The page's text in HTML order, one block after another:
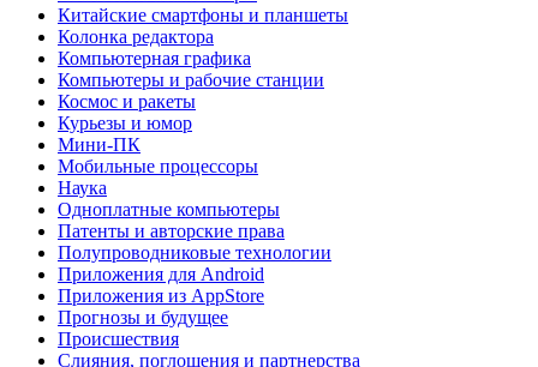
Китайские смартфоны и планшеты
Колонка редактора
Компьютерная графика
Компьютеры и рабочие станции
Космос и ракеты
Курьезы и юмор
Мини-ПК
Мобильные процессоры
Наука
Одноплатные компьютеры
Патенты и авторские права
Полупроводниковые технологии
Приложения для Android
Приложения из AppStore
Прогнозы и будущее
Происшествия
Слияния, поглощения и партнерства